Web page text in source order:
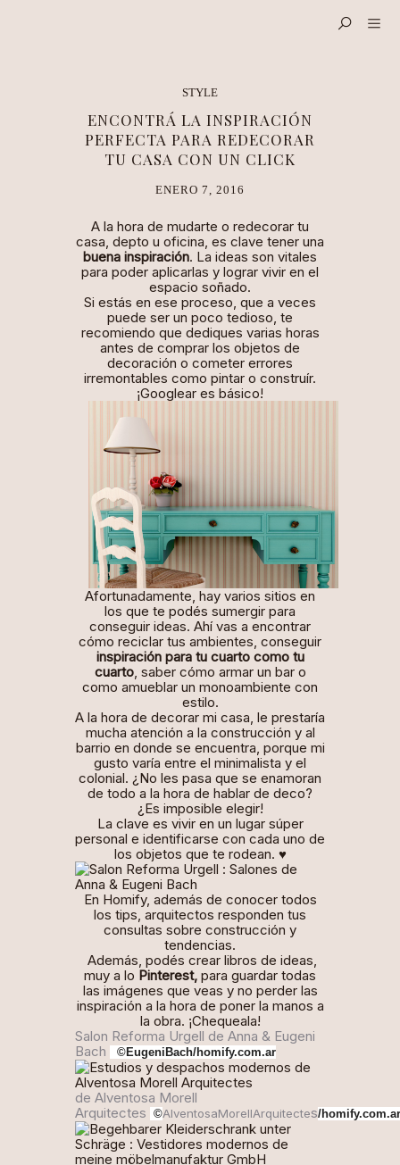
STYLE
ENCONTRÁ LA INSPIRACIÓN
PERFECTA PARA REDECORAR
TU CASA CON UN CLICK
ENERO 7, 2016
A la hora de mudarte o redecorar tu
casa, depto u oficina, es clave tener una
buena inspiración. La ideas son vitales
para poder aplicarlas y lograr vivir en el
espacio soñado.
Si estás en ese proceso, que a veces
puede ser un poco tedioso, te
recomiendo que dediques varias horas
antes de comprar los objetos de
decoración o cometer errores
irremontables como pintar o construír.
¡Googlear es básico!
Afortunadamente, hay varios sitios en
los que te podés sumergir para
conseguir ideas. Ahí vas a encontrar
cómo reciclar tus ambientes, conseguir
inspiración para tu cuartocomo tu
cuarto, saber cómo armar un bar o
como amueblar un monoambiente con
estilo.
A la hora de decorar mi casa, le prestaría
mucha atención a la construcción y al
barrio en donde se encuentra, porque mi
gusto varía entre el minimalista y el
colonial. ¿No les pasa que se enamoran
de todo a la hora de hablar de deco?
¿Es imposible elegir!
La clave es vivir en un lugar súper
personal e identificarse con cada uno de
los objetos que te rodean. ♥
En Homify, además de conocer todos
los tips, arquitectos responden tus
consultas sobre construcción y
tendencias.
Además, podés crear libros de ideas,
muy a lo Pinterest, para guardar todas
las imágenes que veas y no perder las
inspiración a la hora de poner la manos a
la obra. ¡Chequeala!
Salon Reforma Urgell de Anna & Eugeni
Bach
©EugeniBach/homify.com.ar
de Alventosa Morell
Arquitectes ©AlventosaMorellArquitectes/homify.com.ar